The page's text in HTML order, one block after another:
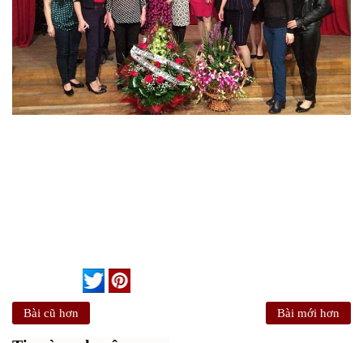
Bài cũ hơn Bài mới hơn